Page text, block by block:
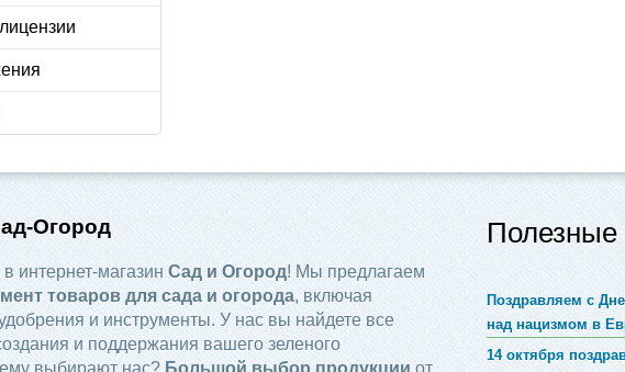
Огород
интернет-магазин Сад и Огород! Мы предлагаем
товаров для сада и огорода, включая
и инструменты. У нас вы найдете все
и поддержания вашего зеленого
выбирают нас? Большой выбор продукцииот
Полезные
Поздравляем с
над нацизмом в
14 октября